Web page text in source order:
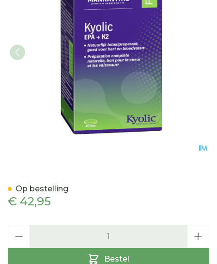
€ 42,95
Bestel
Op bestelling